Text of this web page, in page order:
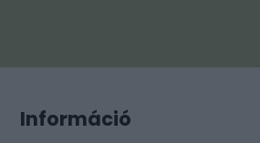
Információ